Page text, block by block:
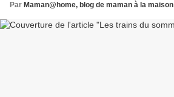
Par Maman@home, blog de maman à la maison